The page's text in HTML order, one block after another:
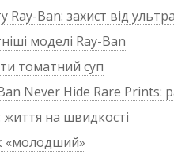
Ban: захист від
моделі Ray-Ban
томатний суп
Never Hide Rare Prints:
життя на швидкості
«молодший»